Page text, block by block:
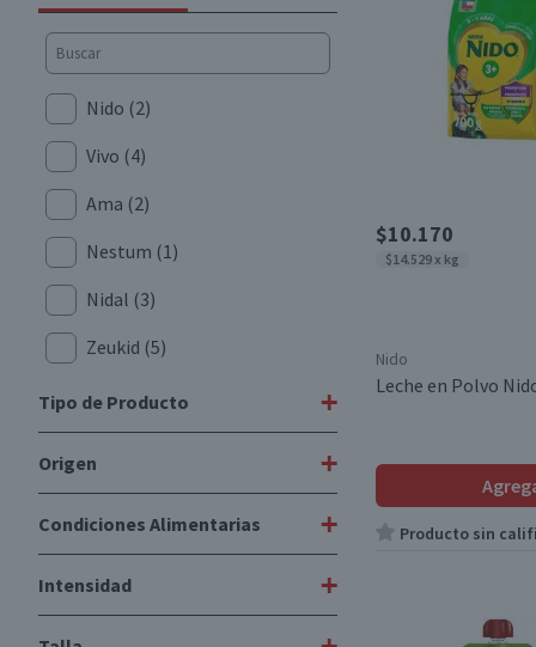
Nido (2)
Vivo (4)
Ama (2)
Nestum (1)
Nidal (3)
Zeukid (5)
Baby Mum Mum
Tipo de Producto +
Leches en Polvo
Fórmula Láctea
(4)
Compotas(11)
Cereal Sabor(1)
Origen +
Importado(13)
Nacional
Condiciones Alimentarias +
Libre de Gluten
Intensidad +
$10.170
$14.529 x kg
Nido
Leche en Polvo
Producto sin